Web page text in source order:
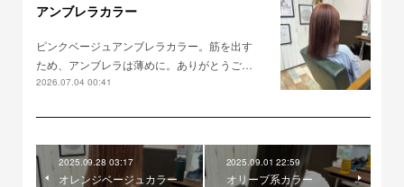
アンブレラカラー
ピンクベージュアンブレラカラー。筋を出す
ため、アンブレラは薄めに。ありがとうご…
2026.07.04 00:41
2025.09.28 03:17
オレンジベージュカラー
2025.09.01 22:59
オリーブ系カラー